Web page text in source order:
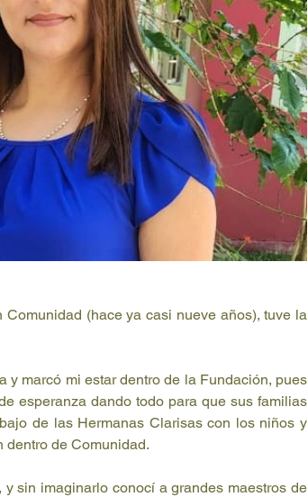
(hace ya casi nueve años), tuve la
y marcó mi estar dentro de la Fundación, pues
esperanza dando todo para que sus familias
de las Hermanas Clarisas con los niños y
dentro de Comunidad.
sin imaginarlo conocí a grandes maestros de